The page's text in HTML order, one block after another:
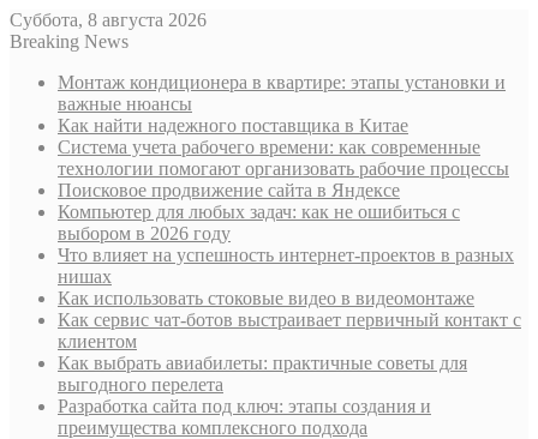
Суббота, 8 августа 2026
Breaking News
Монтаж кондиционера в квартире: этапы установки и
важные нюансы
Как найти надежного поставщика в Китае
Система учета рабочего времени: как современные
технологии помогают организовать рабочие процессы
Поисковое продвижение сайта в Яндексе
Компьютер для любых задач: как не ошибиться с
выбором в 2026 году
Что влияет на успешность интернет-проектов в разных
нишах
Как использовать стоковые видео в видеомонтаже
Как сервис чат-ботов выстраивает первичный контакт с
клиентом
Как выбрать авиабилеты: практичные советы для
выгодного перелета
Разработка сайта под ключ: этапы создания и
преимущества комплексного подхода